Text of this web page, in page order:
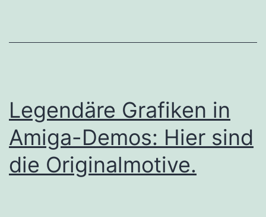
Legendäre Grafiken in
Amiga-Demos: Hier sind
die Originalmotive.